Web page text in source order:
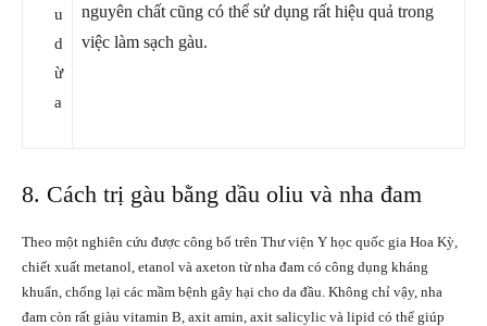
u
d
ừ
a
nguyên chất cũng có thể sử dụng rất hiệu quả trong
việc làm sạch gàu.
8. Cách trị gàu bằng dầu oliu và nha đam
Theo một nghiên cứu được công bố trên Thư viện Y học quốc gia Hoa Kỳ,
chiết xuất metanol, etanol và axeton từ nha đam có công dụng kháng
khuẩn, chống lại các mầm bệnh gây hại cho da đầu. Không chỉ vậy, nha
đam còn rất giàu vitamin B, axit amin, axit salicylic và lipid có thể giúp